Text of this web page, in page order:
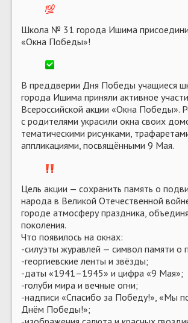
Школа № 31 города Ишима
«Окна Победы»!
В преддверии Дня Победы учащиеся
города Ишима приняли активное
Всероссийской акции «Окна Победы».
с родителями украсили окна своих
тематическими рисунками,
аппликациями, посвящёнными 9 Мая.
Цель акции — сохранить память о
народа в Великой Отечественной
городе атмосферу праздника,
поколения.
Что появилось на окнах:
-силуэты журавлей — символ памяти о
-георгиевские ленты и звёзды;
-даты «1941–1945» и цифра «9 Мая»;
-голуби мира и вечные огни;
-надписи «Спасибо за Победу!», «Мы
Днём Победы!»;